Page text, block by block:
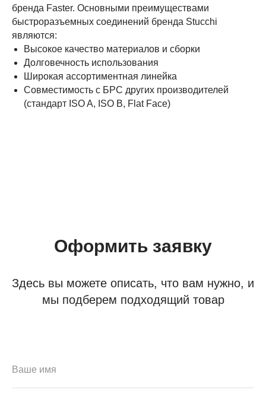
бренда Faster. Основными преимуществами
быстроразъемных соединений бренда Stucchi
являются:
Высокое качество материалов и сборки
Долговечность использования
Широкая ассортиментная линейка
Совместимость с БРС других производителей
(стандарт ISO A, ISO B, Flat Face)
Оформить заявку
Здесь вы можете описать, что вам нужно, и
мы подберем подходящий товар